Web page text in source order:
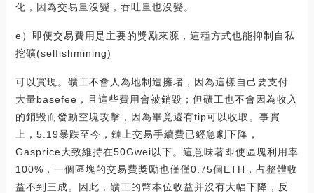
化，因為交易量沒變，吞吐量也沒變。
e）即便交易費用是主要的獎勵來源，這種方式也能抑制自私
挖礦(selfishmining)
可以實現。礦工不會人為地制造擁堵，因為這樣自己要支付
大量basefee，且這些費用會被銷毀；但礦工也不會因為收入
的銷毀而發動空塊攻擊，因為畢竟還有tip可以收取。事實
上，5.19暴跌至今，鏈上交易手續費已經急劇下降，
Gasprice大致維持在50Gwei以下。這意味著即使區塊利用率
100%，一個區塊的交易費獎勵也僅僅0.75個ETH，占整體收
益不到三成。因此，礦工的幣本位收益并沒有大幅下降，反